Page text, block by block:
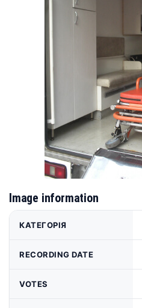
Image information
КАТЕГОРІЯ
RECORDING DATE
VOTES